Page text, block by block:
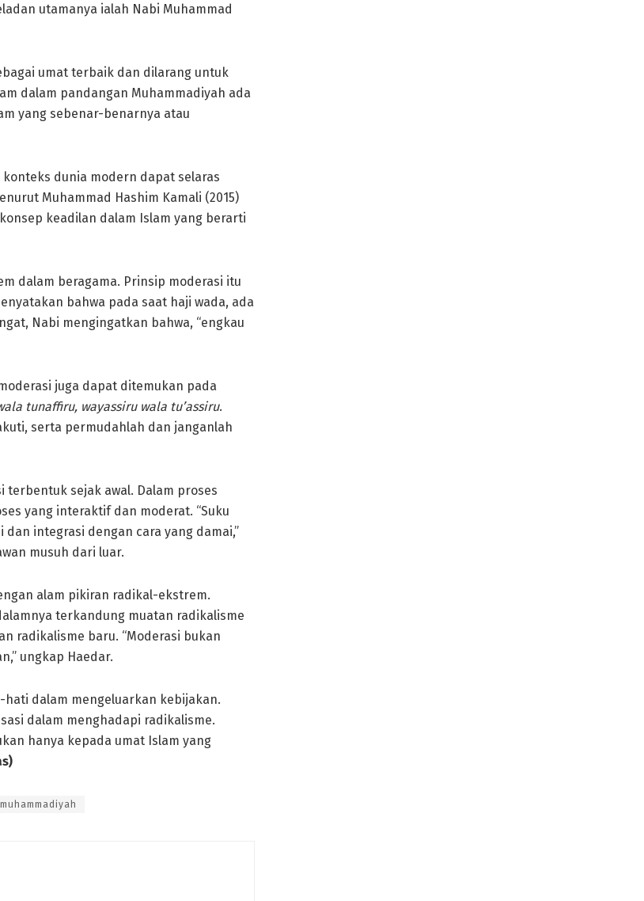
utamanya ialah Nabi Muhammad
umat terbaik dan dilarang untuk
dalam pandangan Muhammadiyah ada
yang sebenar-benarnya atau
dunia modern dapat selaras
Muhammad Hashim Kamali (2015)
keadilan dalam Islam yang berarti
dalam beragama. Prinsip moderasi itu
bahwa pada saat haji wada, ada
Nabi mengingatkan bahwa, “engkau
juga dapat ditemukan pada
tunaffiru, wayassiru wala tu’assiru.
serta permudahlah dan janganlah
sejak awal. Dalam proses
yang interaktif dan moderat. “Suku
integrasi dengan cara yang damai,”
musuh dari luar.
alam pikiran radikal-ekstrem.
terkandung muatan radikalisme
radikalisme baru. “Moderasi bukan
ungkap Haedar.
dalam mengeluarkan kebijakan.
dalam menghadapi radikalisme.
hanya kepada umat Islam yang
muhammadiyah